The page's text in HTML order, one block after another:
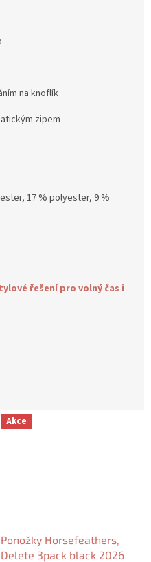
na knoflík
zipem
17 % polyester, 9 %
řešení pro volný čas i
Akce
Ponožky Horsefeathers,
Delete 3pack black 2026